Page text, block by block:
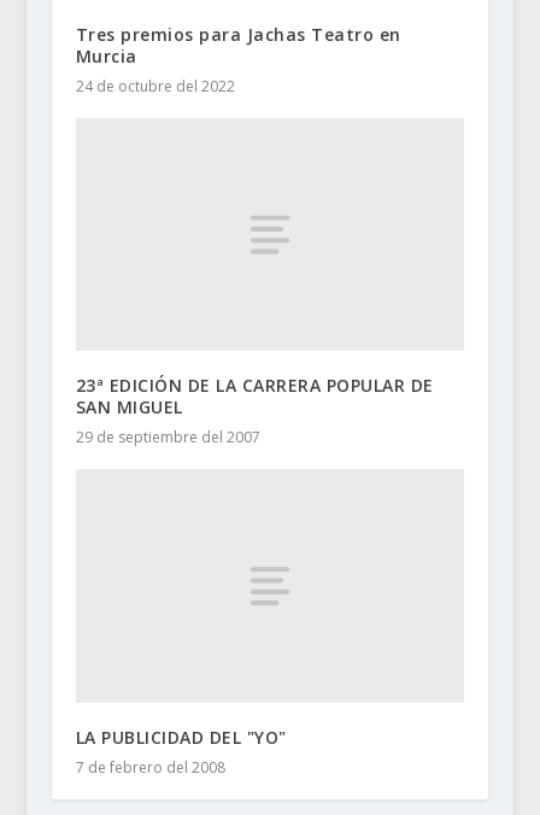
Tres premios para Jachas Teatro en
Murcia
24 de octubre del 2022
23ª EDICIÓN DE LA CARRERA POPULAR DE
SAN MIGUEL
29 de septiembre del 2007
LA PUBLICIDAD DEL "YO"
7 de febrero del 2008